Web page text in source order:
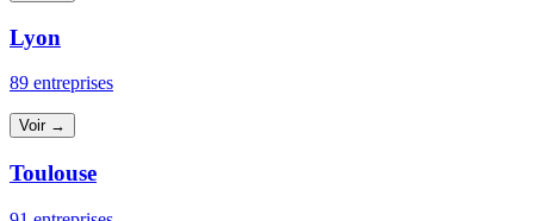
Lyon
89 entreprises
Voir →
Toulouse